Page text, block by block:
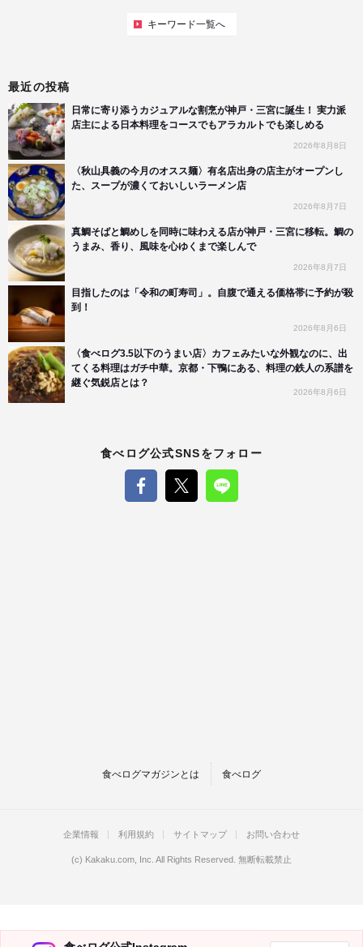
キーワード一覧へ
最近の投稿
日常に寄り添うカジュアルな割烹が神戸・三宮に誕生！ 実力派
店主による日本料理をコースでもアラカルトでも楽しめる
2026年8月8日
〈秋山具義の今月のオスス麺〉有名店出身の店主がオープンし
た、スープが濃くておいしいラーメン店
2026年8月7日
真鯛そばと鯛めしを同時に味わえる店が神戸・三宮に移転。鯛の
うまみ、香り、風味を心ゆくまで楽しんで
2026年8月7日
目指したのは「令和の町寿司」。自腹で通える価格帯に予約が殺
到！
2026年8月6日
〈食べログ3.5以下のうまい店〉カフェみたいな外観なのに、出
てくる料理はガチ中華。京都・下鴨にある、料理の鉄人の系譜を
継ぐ気鋭店とは？
2026年8月6日
食べログ公式SNSをフォロー
食べログマガジンとは 食べログ
企業情報 利用規約 サイトマップ お問い合わせ
(c) Kakaku.com, Inc. All Rights Reserved. 無断転載禁止